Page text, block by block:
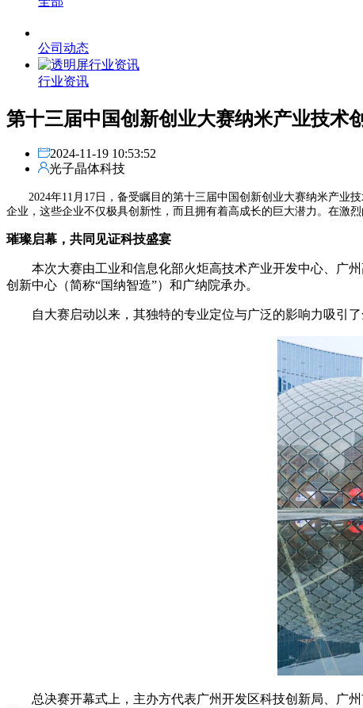
公司动态
行业资讯
第十三届中国创新创业大赛纳米产业技术
2024-11-19 10:53:52
光子晶体科技
2024年11月17日，备受瞩目的第十三届中国创新创业大赛纳米产业
企业，这些企业不仅极具创新性，而且拥有着高成长的巨大潜力。在激烈
璀璨启幕，共同见证科技盛宴
本次大赛由工业和信息化部火炬高技术产业开发中心、广
创新中心（简称“国纳智造”）和广纳院承办。
自大赛启动以来，其独特的专业定位与广泛的影响力吸引
总决赛开幕式上，主办方代表广州开发区科技创新局、广